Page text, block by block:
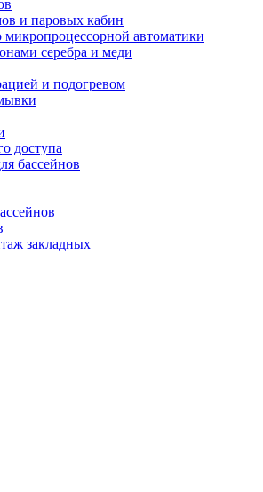
и паровых кабин
микропроцессорной автоматики
серебра и меди
и подогревом
доступа
бассейнов
закладных